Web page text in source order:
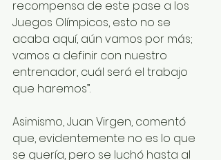
recompensa de este pase a los
Juegos Olímpicos, esto no se
acaba aquí, aún vamos por más;
vamos a definir con nuestro
entrenador, cuál será el trabajo
que haremos”.
Asimismo, Juan Virgen, comentó
que, evidentemente no es lo que
se quería, pero se luchó hasta al